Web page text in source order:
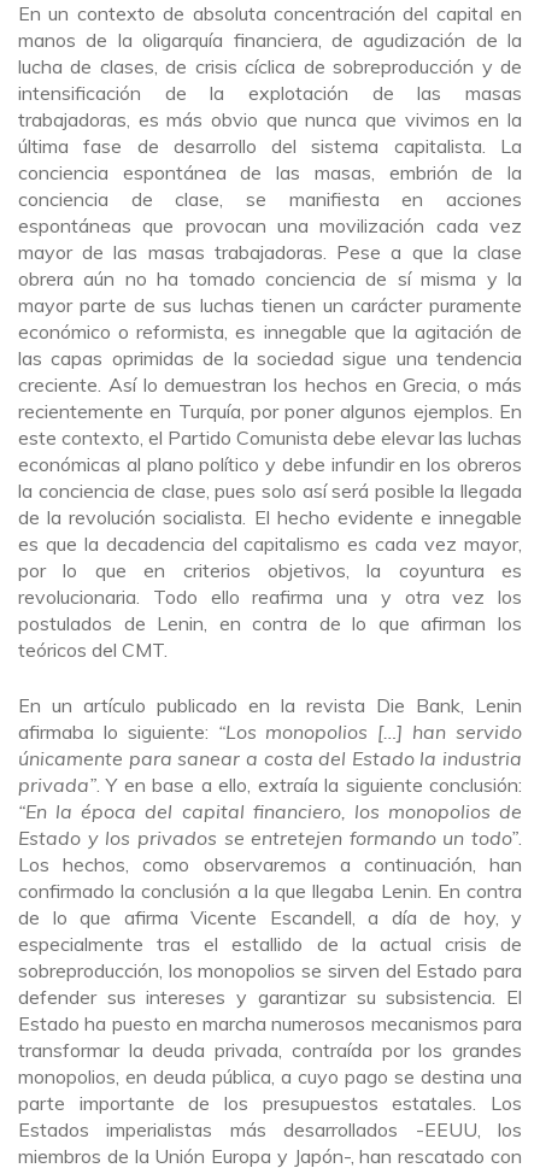
En un contexto de absoluta concentración del capital en
manos de la oligarquía financiera, de agudización de la
lucha de clases, de crisis cíclica de sobreproducción y de
intensificación de la explotación de las masas
trabajadoras, es más obvio que nunca que vivimos en la
última fase de desarrollo del sistema capitalista. La
conciencia espontánea de las masas, embrión de la
conciencia de clase, se manifiesta en acciones
espontáneas que provocan una movilización cada vez
mayor de las masas trabajadoras. Pese a que la clase
obrera aún no ha tomado conciencia de sí misma y la
mayor parte de sus luchas tienen un carácter puramente
económico o reformista, es innegable que la agitación de
las capas oprimidas de la sociedad sigue una tendencia
creciente. Así lo demuestran los hechos en Grecia, o más
recientemente en Turquía, por poner algunos ejemplos. En
este contexto, el Partido Comunista debe elevar las luchas
económicas al plano político y debe infundir en los obreros
la conciencia de clase, pues solo así será posible la llegada
de la revolución socialista. El hecho evidente e innegable
es que la decadencia del capitalismo es cada vez mayor,
por lo que en criterios objetivos, la coyuntura es
revolucionaria. Todo ello reafirma una y otra vez los
postulados de Lenin, en contra de lo que afirman los
teóricos del CMT.
En un artículo publicado en la revista Die Bank, Lenin
afirmaba lo siguiente: “Los monopolios […] han servido
únicamente para sanear a costa del Estado la industria
privada”. Y en base a ello, extraía la siguiente conclusión:
“En la época del capital financiero, los monopolios de
Estado y los privados se entretejen formando un todo”.
Los hechos, como observaremos a continuación, han
confirmado la conclusión a la que llegaba Lenin. En contra
de lo que afirma Vicente Escandell, a día de hoy, y
especialmente tras el estallido de la actual crisis de
sobreproducción, los monopolios se sirven del Estado para
defender sus intereses y garantizar su subsistencia. El
Estado ha puesto en marcha numerosos mecanismos para
transformar la deuda privada, contraída por los grandes
monopolios, en deuda pública, a cuyo pago se destina una
parte importante de los presupuestos estatales. Los
Estados imperialistas más desarrollados -EEUU, los
miembros de la Unión Europa y Japón-, han rescatado con